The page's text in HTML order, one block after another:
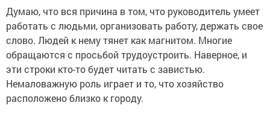
Думаю, что вся причина в том, что руководитель умеет
работать с людьми, организовать работу, держать свое
слово. Людей к нему тянет как магнитом. Многие
обращаются с просьбой трудоустроить. Наверное, и
эти строки кто-то будет читать с завистью.
Немаловажную роль играет и то, что хозяйство
расположено близко к городу.